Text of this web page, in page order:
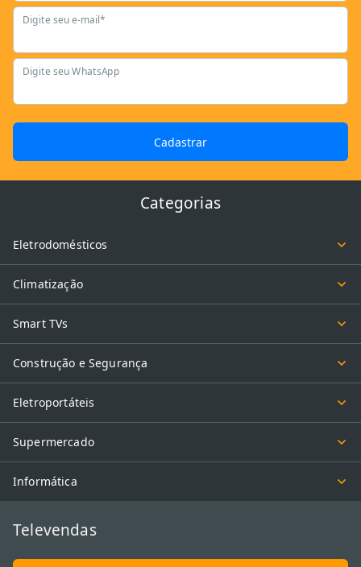
Digite seu e-mail*
Digite seu WhatsApp
Cadastrar
Categorias
Eletrodomésticos
Climatização
Smart TVs
Construção e Segurança
Eletroportáteis
Supermercado
Informática
Televendas